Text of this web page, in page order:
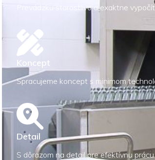
Prevádzku starostlivo a exaktne
Koncept
Spracujeme koncept s minimom
Detail
S dôrazom na detail pre efektívnu